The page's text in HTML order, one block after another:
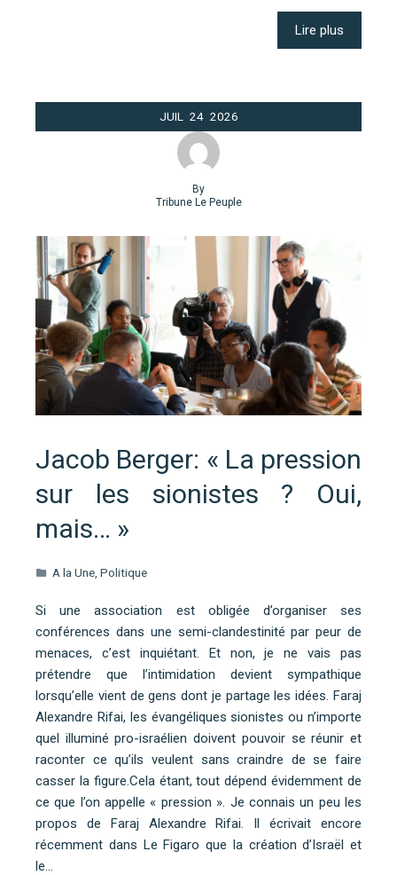
Lire plus
JUIL 24 2026
By
Tribune Le Peuple
Jacob Berger: « La pression
sur les sionistes ? Oui,
mais… »
A la Une Politique
Si une association est obligée d’organiser ses
conférences dans une semi-clandestinité par peur de
menaces, c’est inquiétant. Et non, je ne vais pas
prétendre que l’intimidation devient sympathique
lorsqu’elle vient de gens dont je partage les idées. Faraj
Alexandre Rifai, les évangéliques sionistes ou n’importe
quel illuminé pro-israélien doivent pouvoir se réunir et
raconter ce qu’ils veulent sans craindre de se faire
casser la figure.Cela étant, tout dépend évidemment de
ce que l’on appelle « pression ». Je connais un peu les
propos de Faraj Alexandre Rifai. Il écrivait encore
récemment dans Le Figaro que la création d’Israël et
le…